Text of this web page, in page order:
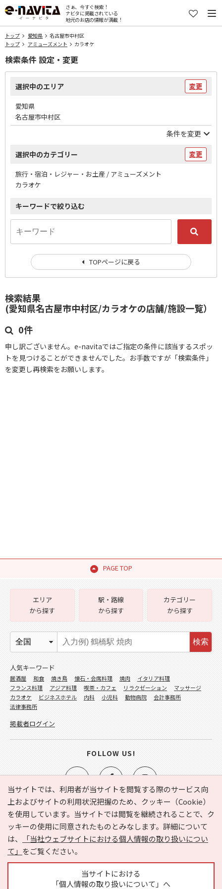
さぁ、今すぐ検索！
ナビタに掲載されている
地元のお店の情報が満載！
トップ 愛知県
名古屋市中村区
トップ
アミューズメント カラオケ
検索結果
(愛知県名古屋市中村区/カラオケの店舗/施設一覧）
0件
申し訳ございません。e-navitaではご指定の条件に該当するスポッ
トを見つけることができませんでした。お手数ですが「検索条件」
を変更し再検索をお願いします。
検索条件 設定・変更
選択中のエリア 変更
愛知県
名古屋市中村区
条件を変更
選択中のカテゴリー 変更
旅行・宿泊・レジャー・お土産 / アミューズメント
カラオケ
キーワードで絞り込む
TOPページに戻る
PAGE TOP
当サイトでは、利用者が当サイトを閲覧する際のサービス向
上およびサイトの利用状況把握のため、クッキー（Cookie）
を使用しています。当サイトでは閲覧を継続されることで、ク
ッキーの使用に同意されたものとみなします。詳細について
は、
「当社ウェブサイトにおける個人情報の取り扱いについ
て」 をご覧ください。
当サイトにおける
「個人情報の取り扱いについて」へ
e-NAVITA（イーナビタ）とは？ お気に入り
ヘルプ
利用規約
個人情報の取り扱いについて
運営会社
サイトマップ
広告掲載に関するお問い合わせ
エリア
から探す
駅・路線
から探す
カテゴリー
から探す
検索
人気キーワード
居酒屋 和食 焼き鳥 懐石・会席料理 焼肉
イタリア料理
フランス料理
アジア料理 喫茶・カフェ リラクゼーション
マッサージ
カラオケ
ビジネスホテル 内科 小児科 動物病院
会計事務所
法律事務所
掲載者ログイン
FOLLOW US!